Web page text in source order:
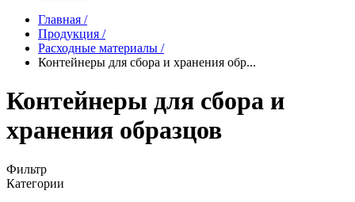
Главная /
Продукция /
Расходные материалы /
Контейнеры для сбора и хранения обр...
Контейнеры для сбора и
хранения образцов
Фильтр
Категории